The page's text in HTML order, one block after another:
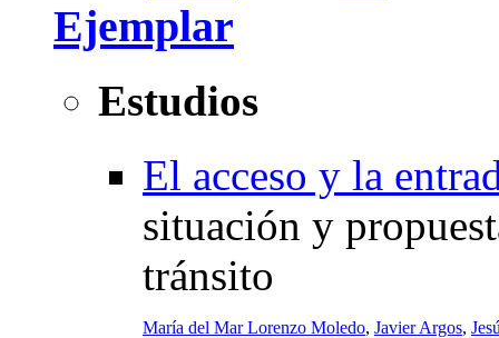
Ejemplar
Estudios
El acceso y la
situación y
tránsito
María del Mar Lorenzo Moledo, Javier Argos,